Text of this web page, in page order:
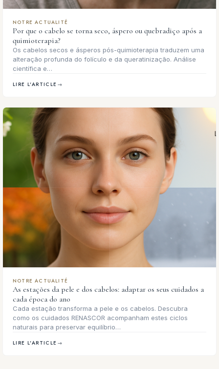
NOTRE ACTUALITÉ
Por que o cabelo se torna seco, áspero ou quebradiço após a
quimioterapia?
Os cabelos secos e ásperos pós-quimioterapia traduzem uma
alteração profunda do folículo e da queratinização. Análise
científica e…
LIRE L'ARTICLE →
NOTRE ACTUALITÉ
As estações da pele e dos cabelos: adaptar os seus cuidados a
cada época do ano
Cada estação transforma a pele e os cabelos. Descubra
como os cuidados RENASCOR acompanham estes ciclos
naturais para preservar equilíbrio…
LIRE L'ARTICLE →